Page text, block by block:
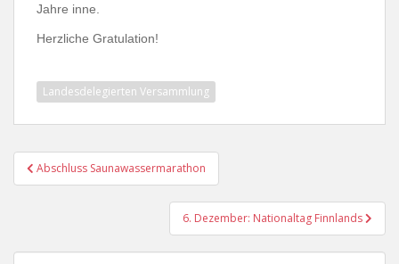
Jahre inne.
Herzliche Gratulation!
Landesdelegierten Versammlung
Beitragsnavigation
Abschluss Saunawassermarathon
6. Dezember: Nationaltag Finnlands